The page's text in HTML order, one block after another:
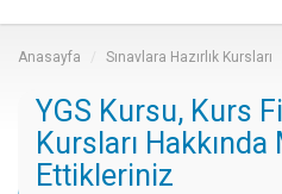
Anasayfa Sınavlara Hazırlık Kursları
YGS Kursu, Kurs
Kursları Hakkında
Ettikleriniz